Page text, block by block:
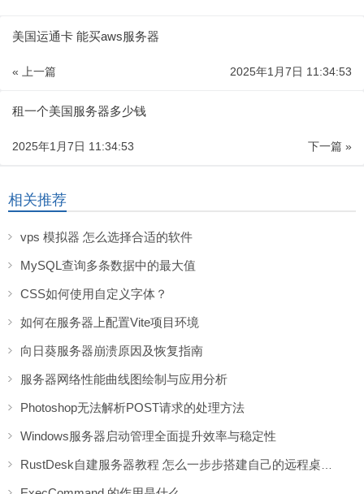
美国运通卡 能买aws服务器
« 上一篇 2025年1月7日 11:34:53
租一个美国服务器多少钱
下一篇 »
2025年1月7日 11:34:53
相关推荐
vps 模拟器 怎么选择合适的软件
MySQL查询多条数据中的最大值
CSS如何使用自定义字体？
如何在服务器上配置Vite项目环境
向日葵服务器崩溃原因及恢复指南
服务器网络性能曲线图绘制与应用分析
Photoshop无法解析POST请求的处理方法
Windows服务器启动管理全面提升效率与稳定性